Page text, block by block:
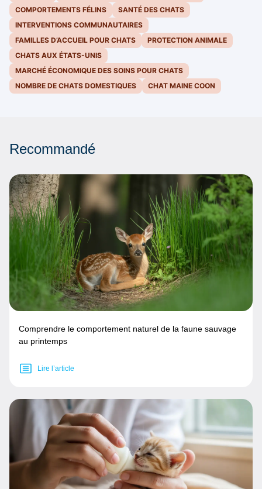
COMPORTEMENTS FÉLINS
SANTÉ DES CHATS
INTERVENTIONS COMMUNAUTAIRES
FAMILLES D’ACCUEIL POUR CHATS
PROTECTION ANIMALE
CHATS AUX ÉTATS-UNIS
MARCHÉ ÉCONOMIQUE DES SOINS POUR CHATS
NOMBRE DE CHATS DOMESTIQUES
CHAT MAINE COON
Recommandé
Comprendre le comportement naturel de la faune sauvage
au printemps
Lire l’article